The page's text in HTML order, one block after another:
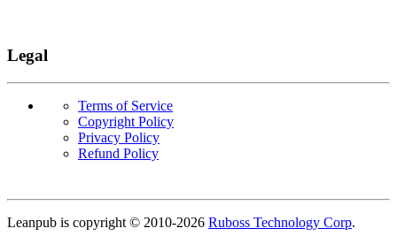
Legal
Terms of Service
Copyright Policy
Privacy Policy
Refund Policy
Leanpub is copyright © 2010-2026 Ruboss Technology Corp.